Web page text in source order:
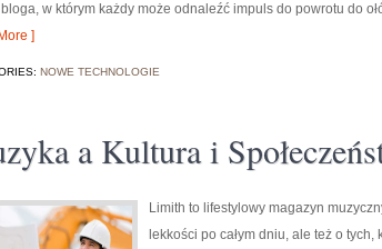
w którym każdy może odnaleźć impuls do powrotu do
]
NOWE TECHNOLOGIE
a Kultura i
Limith to lifestylowy magazyn
lekkości po całym dniu, ale też o